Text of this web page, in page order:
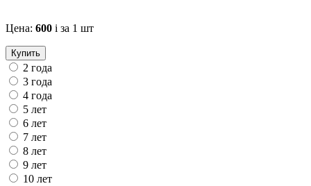
Цена: 600 i за 1 шт
Купить
2 года
3 года
4 года
5 лет
6 лет
7 лет
8 лет
9 лет
10 лет